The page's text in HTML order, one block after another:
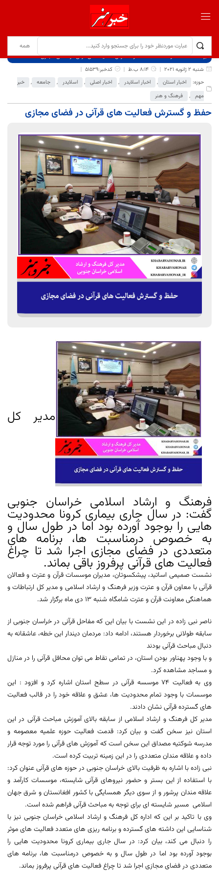
برگ نخست نوشته‌ها
حفظ و گسترش فعالیت های قرآنی در فضای مجازی
شنبه 2 ژانویه 2021
8:14 ب.ظ
کدخبر:51539
حوزه:
اخبار استان , اخبار اسلایدر , اخبار اصلی , اسلایدر , جامعه ,
خبر
مهم , فرهنگ و هنر
حفظ و گسترش فعالیت های قرآنی در فضای مجازی
مدیر کل
فرهنگ و ارشاد اسلامی خراسان جنوبی
گفت: در سال جاری بیماری کرونا محدودیت
هایی را بوجود آورده بود اما در طول سال و
به خصوص درمناسبت ها، برنامه های
متعددی در فضای مجازی اجرا شد تا چراغ
فعالیت های قرآنی پرفروز باقی بماند.
نشست صمیمی اساتید، پیشکسوتان، مدیران موسسات قرآن و عترت و فعالان
قرآنی با معاون قرآن و عترت وزیر فرهنگ و ارشاد اسلامی و مدیر کل ارتباطات و
هماهنگی معاونت قرآن و عترت شامگاه شنبه 13 دی ماه برگزار شد.
ناصر نبی زاده در این نشست با بیان این که مفاحل قرآنی در خراسان جنوبی از
سابقه طولانی برخوردار هستند، ادامه داد: مردمان دیندار این خطه، عاشقانه به
دنبال مباحث قرآنی بودند
و با وجود پهناور بودن استان، در تمامی نقاط می توان محافل قرآنی را در منازل
و مساجد مشاهده کرد.
وی به فعالیت 74 موسسه قرآنی در سطح استان اشاره کرد و افزود‌ : این
موسسات با وجود تمام محدودیت ها، عشق و علاقه خود را در قالب فعالیت
های گسترده قرآنی نشان دادند.
مدیر کل فرهنگ و ارشاد اسلامی از سابقه بالای آموزش مباحث قرآنی در این
استان نیز سخن گفت و بیان کرد: قدمت فعالیت حوزه علمیه معصومه و
مدرسه شوکتیه مصداق این سخن است که آموزش های قرآنی را مورد توجه قرار
داده و علاقه مندان متعددی را در این زمینه تربیت کرده است.
نبی زاده با اشاره به ظرفیت بالای خراسان جنوبی در حوزه های قرآنی عنوان کرد:
با استفاده از این بستر و حضور نیروهای قرآنی شایسته، موسسات کارآمد و
علاقه مندان پرشور و از سوی دیگر همسایگی با کشور افغانستان و شرق جهان
اسلامی مسیر شایسته ای برای توجه به مباحث قرآنی فراهم شده است.
وی با تاکید بر این که اداره کل فرهنگ و ارشاد اسلامی خراسان جنوبی نیز با
شناسایی این داشته های گسترده و برنامه ریزی های متعدد فعالیت های موثر
را دنبال می کند، بیان کرد: در سال جاری بیماری کرونا محدودیت هایی را
بوجود آورده بود اما در طول سال و به خصوص درمناسبت ها، برنامه های
متعددی در فضای مجازی اجرا شد تا چراغ فعالیت های قرآنی پرفروز بماند.